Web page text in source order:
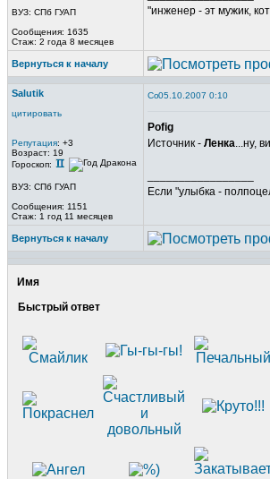
ВУЗ: СПб ГУАП
Сообщения: 1635
Стаж: 2 года 8 месяцев
"инженер - эт мужик,
Вернуться к началу
Salutik
цитировать
Репутация: +3
Возраст: 19
Гороскоп:
ВУЗ: СПб ГУАП
Сообщения: 1151
Стаж: 1 год 11 месяцев
05.10.2007 0:10
Pofig
Источник - Ленка...ну,
Если "улыбка -
Вернуться к началу
Имя
Быстрый ответ